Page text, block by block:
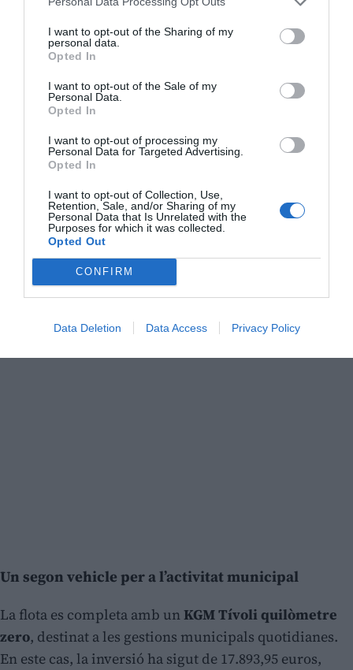
I want to opt-out of the Sharing of my
personal data.
Opted In
I want to opt-out of the Sale of my
Personal Data.
Opted In
I want to opt-out of processing my
Personal Data for Targeted Advertising.
Opted In
I want to opt-out of Collection, Use,
Retention, Sale, and/or Sharing of my
Personal Data that Is Unrelated with the
Purposes for which it was collected.
Opted Out
CONFIRM
Data Deletion Data Access Privacy Policy
Este vehicle ha tingut un cost de 32.799,39 euros i ha
sigut finançat a través d’una subvenció del Pla Obert
d’Inversions 2024-2027 de la
Diputació de València
Un segon vehicle per a l’activitat municipal
La flota es completa amb unKGM Tívoli quilòmetre
zero, destinat a les gestions municipals quotidianes.
En este cas, la inversió ha sigut de 17.893,95 euros,